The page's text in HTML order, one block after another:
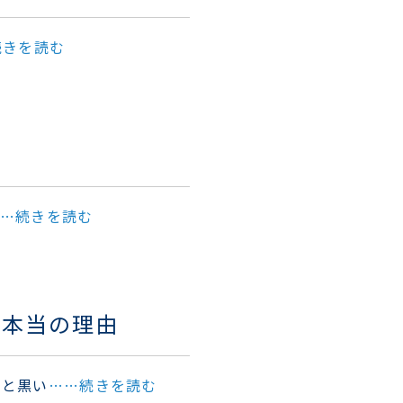
を読む
続きを読む
当の理由
黒い ……続きを読む